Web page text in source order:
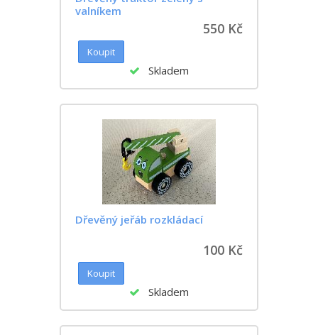
valníkem
550 Kč
Skladem
Dřevěný jeřáb rozkládací
100 Kč
Skladem